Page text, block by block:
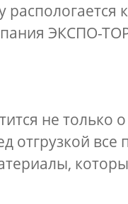
ЭКСПО-
не только
отгрузкой